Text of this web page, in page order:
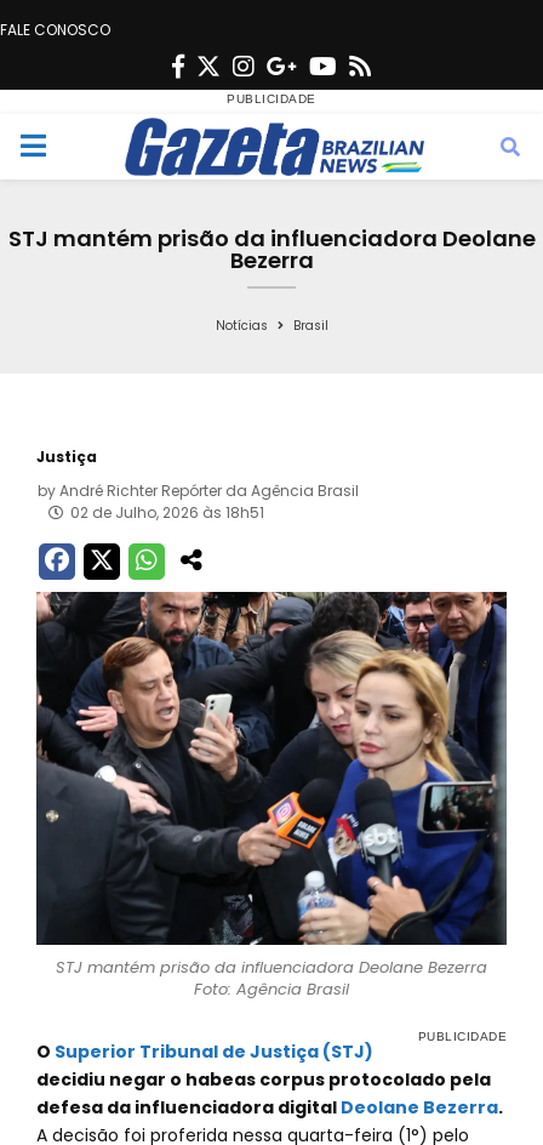
FALE CONOSCO
F
c
e
o
T
w
i
t
e
n
s
t
g
r
a
G
o
o
g
e
Y
u
t
b
s
M
STJ mantém prisão da influenciadora Deolane
Bezerra
Notícias Brasil
Justiça
byAndré Richter Repórter da Agência Brasil
02 de Julho, 2026 às 18h51
STJ mantém prisão da influenciadora Deolane Bezerra
Foto: Agência Brasil
O Superior Tribunal de Justiça (STJ)
decidiu negar o habeas corpus protocolado pela
defesa da influenciadora digital Deolane Bezerra.
A decisão foi proferida nessa quarta-feira (1°) pelo